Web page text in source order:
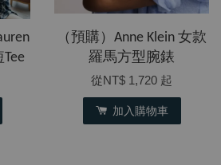
​（預購）Anne Klein 女款
羅馬方型腕錶
從NT$ 1,720 起
加入購物車